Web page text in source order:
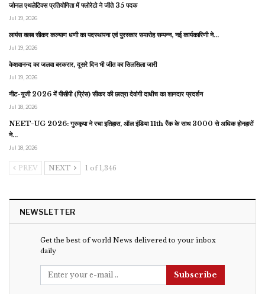
जोनल एथलेटिक्स प्रतियोगिता में फ्लोरेटो ने जीते 35 पदक
Jul 19, 2026
लायंस क्लब सीकर कल्याण धणी का पदस्थापना एवं पुरस्कार समारोह सम्पन्न, नई कार्यकारिणी ने…
Jul 19, 2026
केशवानन्द का जलवा बरकरार, दूसरे दिन भी जीत का सिलसिला जारी
Jul 19, 2026
नीट-यूजी 2026 में पीसीपी (प्रिंस) सीकर की छात्रा देवांगी दाधीच का शानदार प्रदर्शन
Jul 18, 2026
NEET-UG 2026: गुरुकृपा ने रचा इतिहास, ऑल इंडिया 11th रैंक के साथ 3000 से अधिक होनहारों
ने…
Jul 18, 2026
PREV NEXT 1 of 1,346
NEWSLETTER
Get the best of world News delivered to your inbox
daily
Subscribe